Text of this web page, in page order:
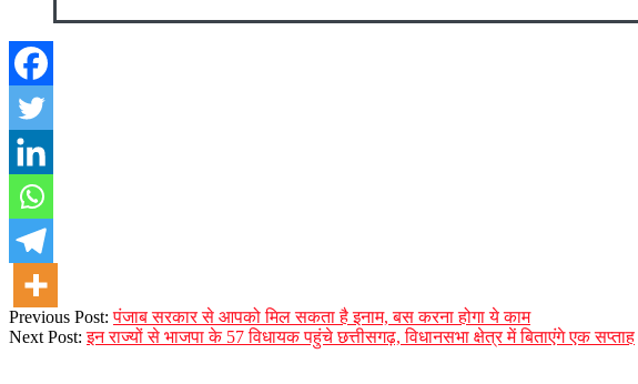
2023-
08-
Previous Post:पंजाब सरकार से आपको मिल सकता है इनाम, बस करना होगा ये काम
Next Post:इन राज्यों से भाजपा के 57 विधायक पहुंचे छत्तीसगढ़, विधानसभा क्षेत्र में बिताएंगे एक सप्ताह